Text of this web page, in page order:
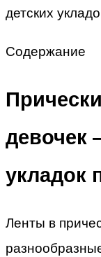
Содержание
девочек
укладок
Ленты в